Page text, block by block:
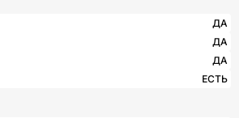
ДА
ДА
ДА
ЕСТЬ